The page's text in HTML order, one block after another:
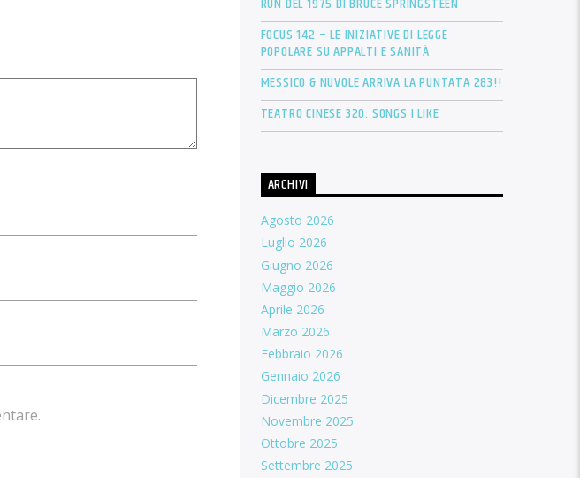
FOCUS 142 – LE INIZIATIVE DI LEGGE
POPOLARE SU APPALTI E SANITÀ
MESSICO & NUVOLE ARRIVA LA PUNTATA 283!!
TEATRO CINESE 320: SONGS I LIKE
ARCHIVI
Agosto 2026
Luglio 2026
Giugno 2026
Maggio 2026
Aprile 2026
Marzo 2026
Febbraio 2026
Gennaio 2026
Dicembre 2025
Novembre 2025
Ottobre 2025
Settembre 2025